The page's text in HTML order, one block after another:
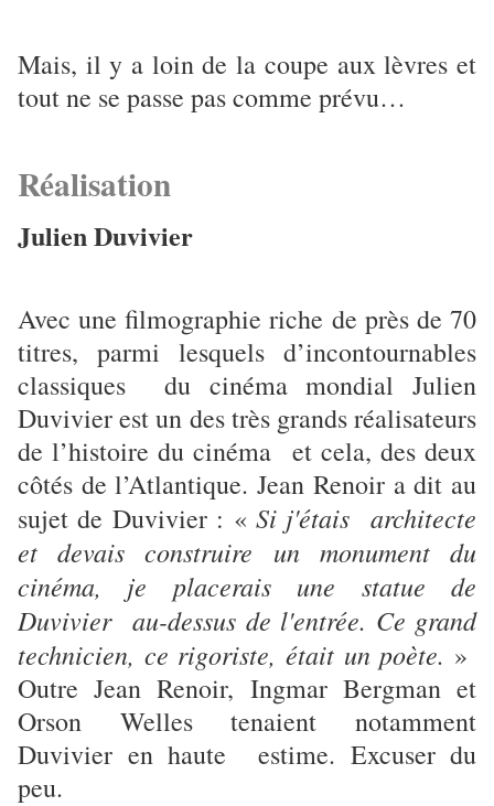
Mais, il y a loin de la coupe aux lèvres et
tout ne se passe pas comme prévu…
Réalisation
Julien Duvivier
Avec une filmographie riche de près de 70
titres, parmi lesquels d’incontournables
classiques du cinéma mondial Julien
Duvivier est un des très grands réalisateurs
de l’histoire du cinéma et cela, des deux
côtés de l’Atlantique. Jean Renoir a dit au
sujet de Duvivier : « Si j'étais architecte
et devais construire un monument du
cinéma, je placerais une statue de
Duvivier au-dessus de l'entrée. Ce grand
technicien, ce rigoriste, était un poète. »
Outre Jean Renoir, Ingmar Bergman et
Orson Welles tenaient notamment
Duvivier en haute estime. Excuser du
peu.